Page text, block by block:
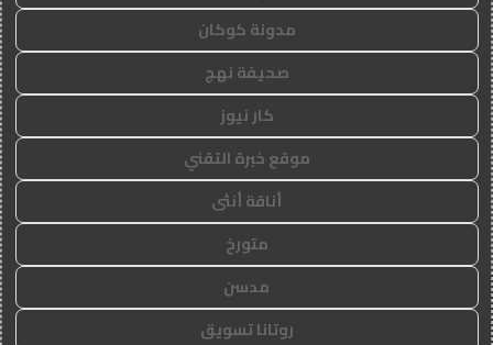
مدونة كوكان
صحيفة نهج
كار نيوز
موقع خبرة التقني
أناقة أنثى
متورخ
مدسن
روتانا تسويق